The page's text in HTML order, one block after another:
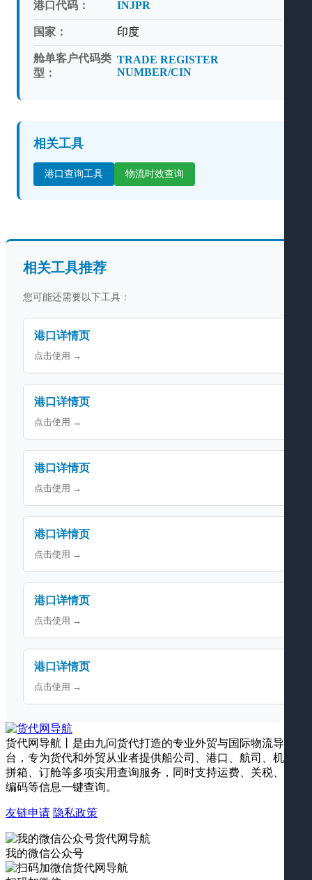
港口代码： INJPR
国家： 印度
舱单客户代码类
型：
TRADE REGISTER
NUMBER/CIN
相关工具
港口查询工具 物流时效查询
相关工具推荐
您可能还需要以下工具：
港口详情页
点击使用 →
港口详情页
点击使用 →
港口详情页
点击使用 →
港口详情页
点击使用 →
港口详情页
点击使用 →
港口详情页
点击使用 →
货代网导航丨是由九问货代打造的专业外贸与国际物流导航平
台，专为货代和外贸从业者提供船公司、港口、航司、机场、
拼箱、订舱等多项实用查询服务，同时支持运费、关税、海关
编码等信息一键查询。
友链申请 隐私政策
我的微信公众号